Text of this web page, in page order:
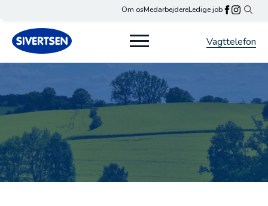
Om osMedarbejdereLedige job
for:
Vagttelefon